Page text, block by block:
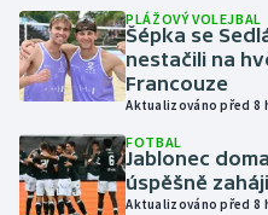
Lyže a snowboard
Moderní pětiboj
Motorsport
Olympijské hry
PLÁŽOVÝ VOLEJBAL
Šépka se
nestačili na
Francouze
Aktualizováno před 8
FOTBAL
Jablonec
úspěšně
Aktualizováno před 8